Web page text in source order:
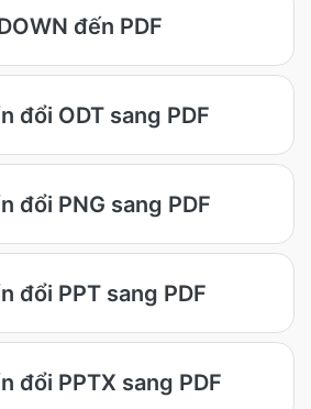
đến PDF
đổi ODT sang PDF
đổi PNG sang PDF
đổi PPT sang PDF
đổi PPTX sang PDF